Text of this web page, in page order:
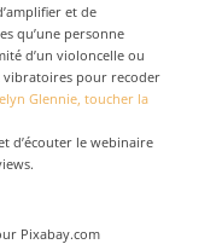
et de
qu’une personne
d’un violoncelle ou
vibratoires pour recoder
Glennie, toucher la
d’écouter le webinaire
Pixabay.com